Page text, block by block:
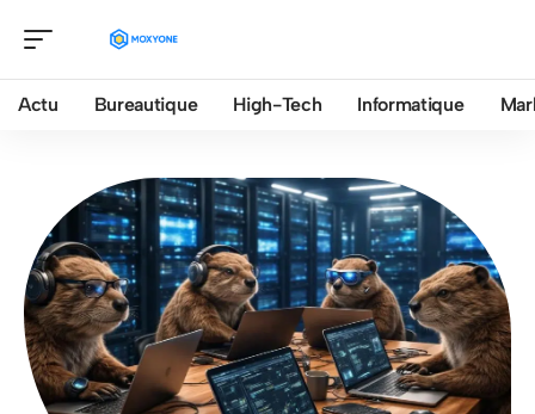
Actu Bureautique High-Tech Informatique